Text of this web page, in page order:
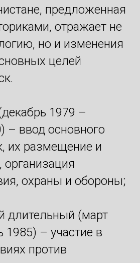
предложенная
отражает не
но и изменения
целей
1979 –
– ввод основного
их размещение и
организация
охраны и обороны;
длительный (март
1985) – участие в
против